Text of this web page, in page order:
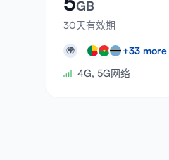
GB
30天有效期
🌍 +33 more
4G, 5G网络